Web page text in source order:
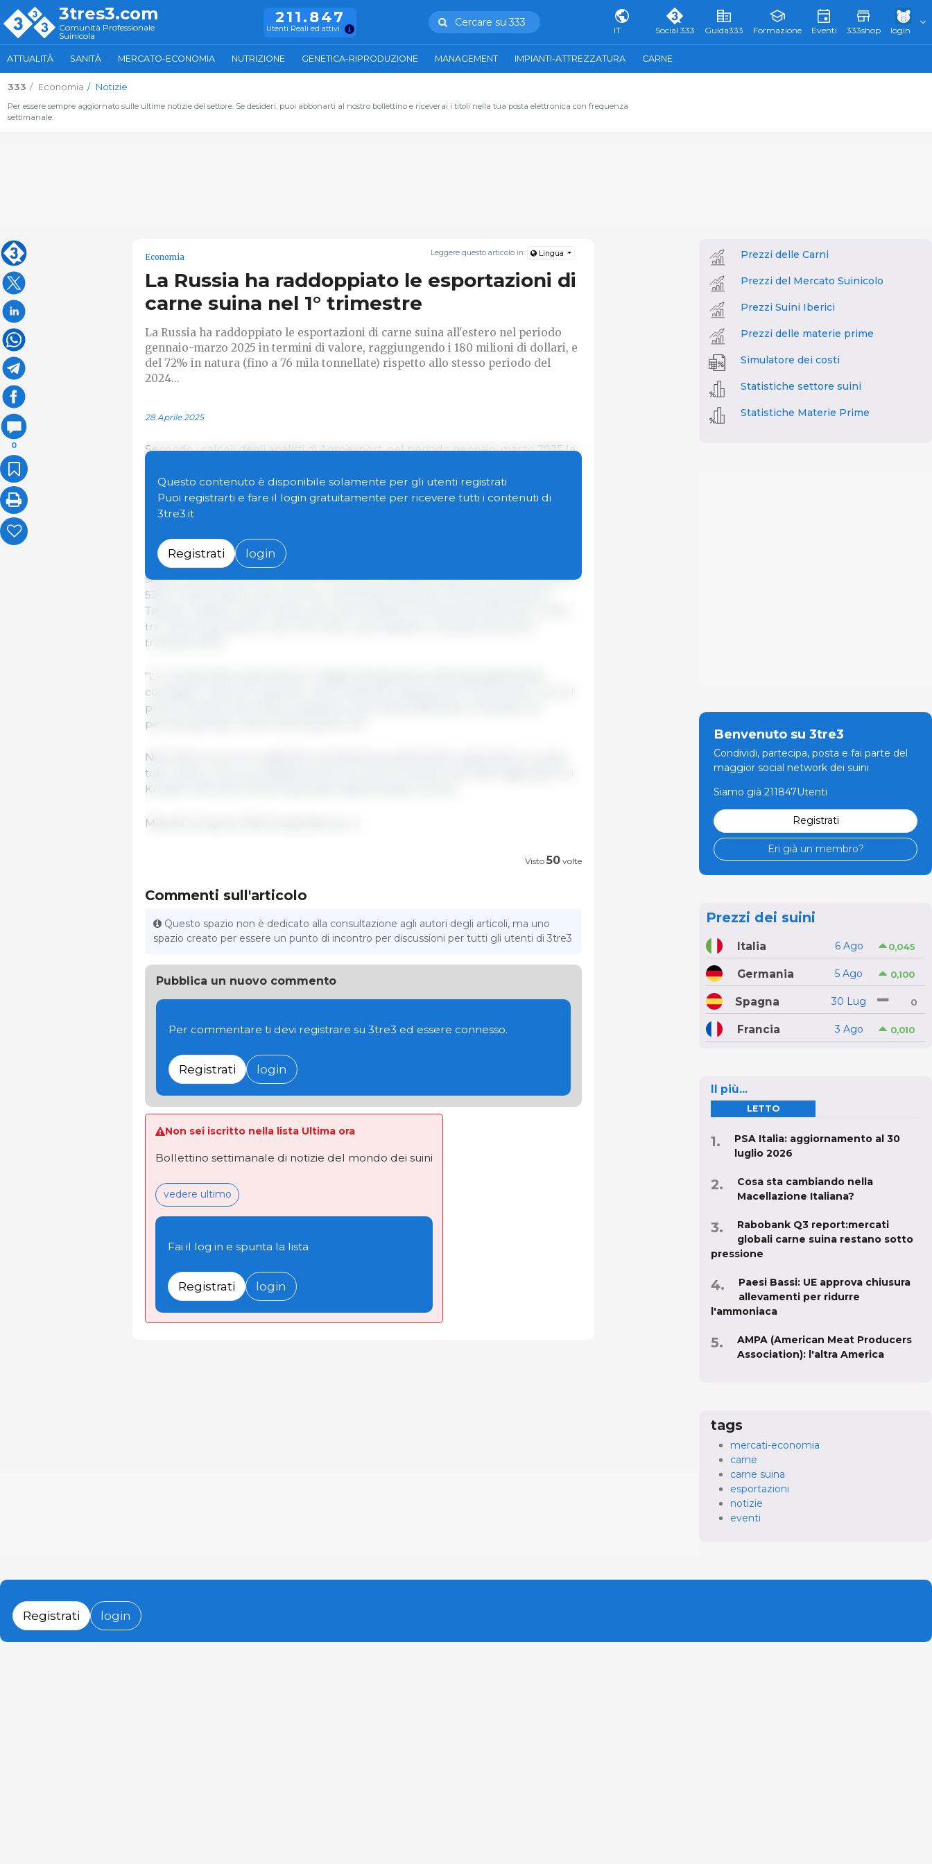
3tres3.com
Comunità Professionale
Suinicola
211.847
Utenti Reali ed attivi
Cercare su 333
IT Social 333 Guida333 Formazione Eventi 333shop login
ATTUALITÀ SANITÀ MERCATO-ECONOMIA NUTRIZIONE GENETICA-RIPRODUZIONE MANAGEMENT IMPIANTI-ATTREZZATURA CARNE
333 Economia Notizie
Per essere sempre aggiornato sulle ultime notizie del settore. Se desideri, puoi abbonarti al nostro bollettino e riceverai i titoli nella tua posta elettronica con frequenza
settimanale.
0
Leggere questo articolo in: Lingua
Economia
La Russia ha raddoppiato le esportazioni di
carne suina nel 1° trimestre
La Russia ha raddoppiato le esportazioni di carne suina all'estero nel periodo
gennaio-marzo 2025 in termini di valore, raggiungendo i 180 milioni di dollari, e
del 72% in natura (fino a 76 mila tonnellate) rispetto allo stesso periodo del
2024...
28 Aprile 2025
Secondo i calcoli degli analisti di Agroexport, nel periodo gennaio-marzo 2025 la
di valore, raggiungendo i 180 milioni di dollari, e del 72% in natura (fino a 76 mila
tonnellate) rispetto allo stesso periodo del 2024.
Bielorussia e Cina. Secondo i risultati del primo trimestre, il Vietnam ha
aumentato il valore delle importazioni di carne suina russa di 2,1 volte rispetto allo
stesso periodo dell'anno scorso, le forniture alla Bielorussia sono aumentate del
53%, le esportazioni verso la Cina continentale (escluse Hong Kong, Macao e
Taiwan), iniziate a marzo 2024, sono ammontate a 32 milioni di dollari per i primi
tre mesi di quest'anno, oltre 130 volte in più rispetto al risultato del primo
trimestre 2024.
"La crescita delle esportazioni è legata all'espansione della geografia delle
consegne", osserva il capo del Centro federale "Agroexport" Ilya Ilyushin. "Se nel
primo trimestre del 2024 le spedizioni sono state effettuate in 32 paesi, nel
periodo gennaio-marzo 2025 saranno 43."
Nell'ultimo anno si è registrata una dinamica positiva delle esportazioni in quasi
tutti i settori, che è proseguita anche nel primo trimestre del 2025, aggiunge Yuri
Kovalev, CEO dell'Unione nazionale degli allevatori di suini...
Martedì 22 aprile 2025, Russia /aemcx.ru
Questo contenuto è disponibile solamente per gli utenti registrati
Puoi registrarti e fare il login gratuitamente per ricevere tutti i contenuti di
3tre3.it
Registrati login
Visto 50 volte
Commenti sull'articolo
Questo spazio non è dedicato alla consultazione agli autori degli articoli, ma uno
spazio creato per essere un punto di incontro per discussioni per tutti gli utenti di 3tre3
Pubblica un nuovo commento
Per commentare ti devi registrare su 3tre3 ed essere connesso.
Registrati login
Non sei iscritto nella lista Ultima ora
Bollettino settimanale di notizie del mondo dei suini
vedere ultimo
Fai il log in e spunta la lista
Registrati login
Prezzi delle Carni
Prezzi del Mercato Suinicolo
Prezzi Suini Iberici
Prezzi delle materie prime
Simulatore dei costi
Statistiche settore suini
Statistiche Materie Prime
Benvenuto su 3tre3
Condividi, partecipa, posta e fai parte del
maggior social network dei suini
Siamo già 211847Utenti
Registrati
Eri già un membro?
Prezzi dei suini
Italia 6 Ago 0,045
Germania 5 Ago 0,100
Spagna 30 Lug 0
Francia 3 Ago 0,010
Il più...
LETTO
PSA Italia: aggiornamento al 30
luglio 2026
Cosa sta cambiando nella
Macellazione Italiana?
Rabobank Q3 report:mercati
globali carne suina restano sotto
pressione
Paesi Bassi: UE approva chiusura
allevamenti per ridurre
l'ammoniaca
AMPA (American Meat Producers
Association): l'altra America
tags
mercati-economia
carne
carne suina
esportazioni
notizie
eventi
Registrati login